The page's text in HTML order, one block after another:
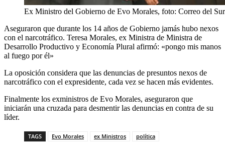
Ex Ministro del Gobierno de Evo Morales, foto: Correo del Sur
Aseguraron que durante los 14 años de Gobierno jamás hubo nexos
con el narcotráfico. Teresa Morales, ex Ministra de Ministra de
Desarrollo Productivo y Economía Plural afirmó: «pongo mis manos
al fuego por él»
La oposición considera que las denuncias de presuntos nexos de
narcotráfico con el expresidente, cada vez se hacen más evidentes.
Finalmente los exministros de Evo Morales, aseguraron que
iniciarán una cruzada para desmentir las denuncias en contra de su
líder.
TAGS Evo Morales ex Ministros política